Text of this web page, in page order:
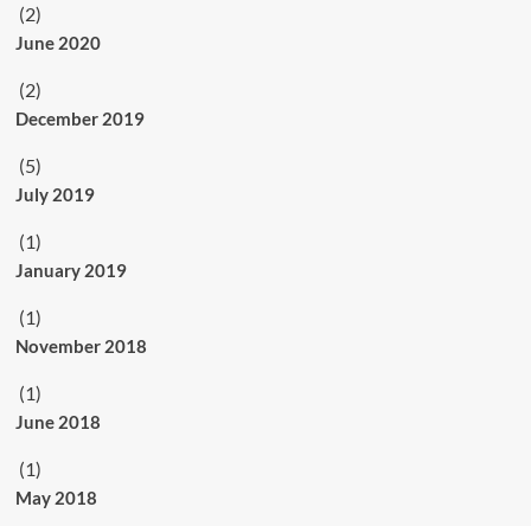
(2)
June 2020
(2)
December 2019
(5)
July 2019
(1)
January 2019
(1)
November 2018
(1)
June 2018
(1)
May 2018